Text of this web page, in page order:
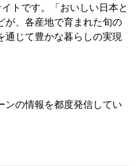
トです。「おいしい日本と
が、各産地で育まれた旬の
通じて豊かな暮らしの実現
ンの情報を都度発信してい